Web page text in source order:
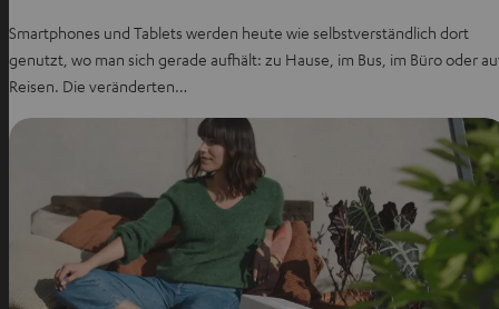
Smartphones und Tablets werden heute wie selbstverständlich dort
genutzt, wo man sich gerade aufhält: zu Hause, im Bus, im Büro oder
Reisen. Die veränderten…